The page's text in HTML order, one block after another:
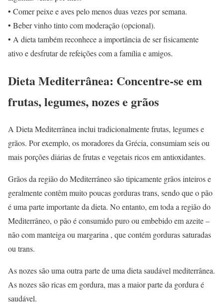
• Comer peixe e aves pelo menos duas vezes por semana.
• Beber vinho tinto com moderação (opcional).
• A dieta também reconhece a importância de ser fisicamente
ativo e desfrutar de refeições com a família e amigos.
Dieta Mediterrânea: Concentre-se em
frutas, legumes, nozes e grãos
A Dieta Mediterrânea inclui tradicionalmente frutas, legumes e
grãos. Por exemplo, os moradores da Grécia, consumiam seis ou
mais porções diárias de frutas e vegetais ricos em antioxidantes.
Grãos da região do Mediterrâneo são tipicamente grãos inteiros e
geralmente contêm muito poucas gorduras trans, sendo que o pão
é uma parte importante da dieta. No entanto, em toda a região do
Mediterrâneo, o pão é consumido puro ou embebido em azeite –
não com manteiga ou margarina , que contém gorduras saturadas
ou trans.
As nozes são uma outra parte de uma dieta saudável mediterrânea.
As nozes são ricas em gordura, mas a maior parte da gordura é
saudável.